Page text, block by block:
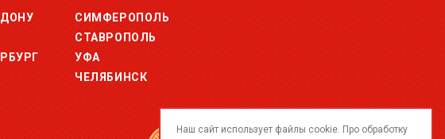
СИМФЕРОПОЛЬ
СТАВРОПОЛЬ
УФА
ЧЕЛЯБИНСК
© 2015-2026 ООО
Наш сайт использует файлы cookie. Про обработку